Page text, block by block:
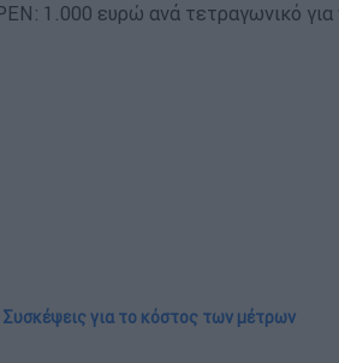
1.000 ευρώ ανά τετραγωνικό για
Συσκέψεις για το κόστος των μέτρων